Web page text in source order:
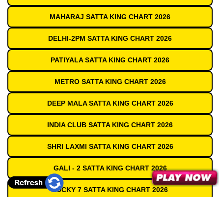
MAHARAJ SATTA KING CHART 2026
DELHI-2PM SATTA KING CHART 2026
PATIYALA SATTA KING CHART 2026
METRO SATTA KING CHART 2026
DEEP MALA SATTA KING CHART 2026
INDIA CLUB SATTA KING CHART 2026
SHRI LAXMI SATTA KING CHART 2026
GALI - 2 SATTA KING CHART 2026
LUCKY 7 SATTA KING CHART 2026